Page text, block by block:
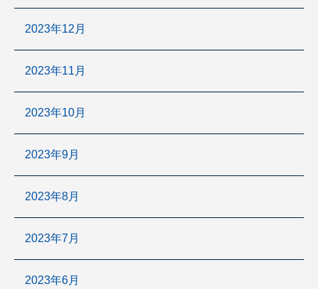
2023年12月
2023年11月
2023年10月
2023年9月
2023年8月
2023年7月
2023年6月